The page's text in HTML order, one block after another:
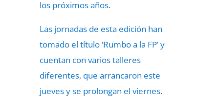
los próximos años.
Las jornadas de esta edición han
tomado el título ‘Rumbo a la FP’ y
cuentan con varios talleres
diferentes, que arrancaron este
jueves y se prolongan el viernes.